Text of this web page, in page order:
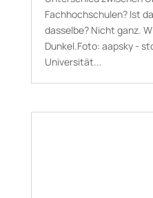
Fachhochschulen? Ist
dasselbe? Nicht ganz.
Dunkel.Foto: aapsky -
Universität...